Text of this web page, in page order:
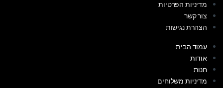
מדיניות הפרטיות
צור קשר
הצהרת נגישות
עמוד הבית
אודות
חנות
מדיניות משלוחים